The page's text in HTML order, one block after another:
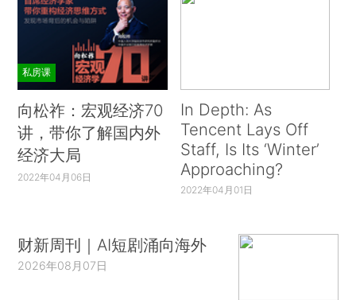
私房课
向松祚：宏观经济70
讲，带你了解国内外
经济大局
2022年04月06日
In Depth: As
Tencent Lays Off
Staff, Is Its ‘Winter’
Approaching?
2022年04月01日
财新周刊｜AI短剧涌向海外
2026年08月07日